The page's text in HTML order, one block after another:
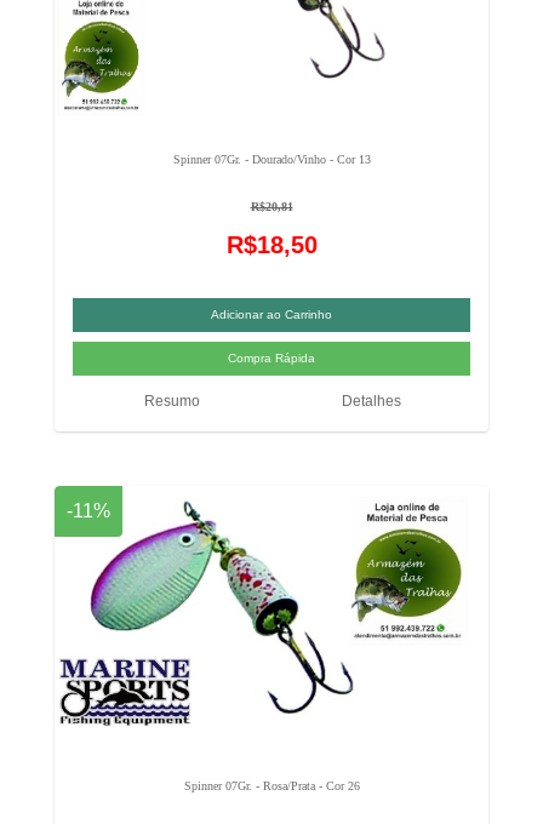
Spinner 07Gr. - Dourado/Vinho - Cor 13
R$20,81
R$18,50
Resumo Detalhes
-11%
Spinner 07Gr. - Rosa/Prata - Cor 26